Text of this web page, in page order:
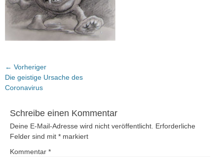
Beitragsnavigation
← Vorheriger
Vorheriger
Beitrag:
Die geistige Ursache des
Coronavirus
Schreibe einen Kommentar
Deine E-Mail-Adresse wird nicht veröffentlicht. Erforderliche
Felder sind mit * markiert
Kommentar *